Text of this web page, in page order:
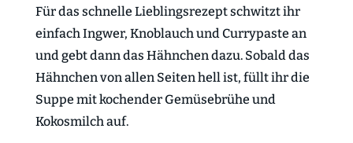
Für das schnelle Lieblingsrezept schwitzt ihr
einfach Ingwer, Knoblauch und Currypaste an
und gebt dann das Hähnchen dazu. Sobald das
Hähnchen von allen Seiten hell ist, füllt ihr die
Suppe mit kochender Gemüsebrühe und
Kokosmilch auf.